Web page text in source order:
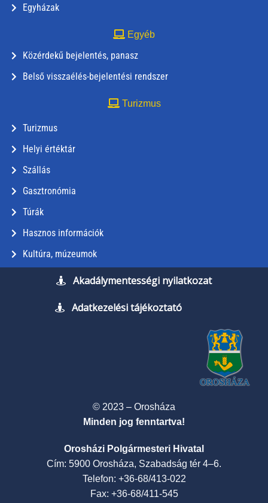
Egyházak
Egyéb
Közérdekű bejelentés, panasz
Belső visszaélés-bejelentési rendszer
Turizmus
Turizmus
Helyi értéktár
Szállás
Gasztronómia
Túrák
Hasznos információk
Kultúra, múzeumok
Akadálymentességi nyilatkozat
Adatkezelési tájékoztató
© 2023 – Orosháza
Minden jog fenntartva!
Orosházi Polgármesteri Hivatal
Cím: 5900 Orosháza, Szabadság tér 4–6.
Telefon: +36-68/413-022
Fax: +36-68/411-545